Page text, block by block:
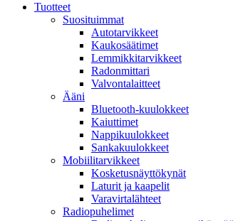
Tuotteet
Suosituimmat
Autotarvikkeet
Kaukosäätimet
Lemmikkitarvikkeet
Radonmittari
Valvontalaitteet
Ääni
Bluetooth-kuulokkeet
Kaiuttimet
Nappikuulokkeet
Sankakuulokkeet
Mobiilitarvikkeet
Kosketusnäyttökynät
Laturit ja kaapelit
Varavirtalähteet
Radiopuhelimet